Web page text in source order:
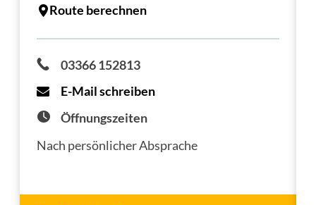
Route berechnen
03366 152813
E-Mail schreiben
Öffnungszeiten
Nach persönlicher Absprache